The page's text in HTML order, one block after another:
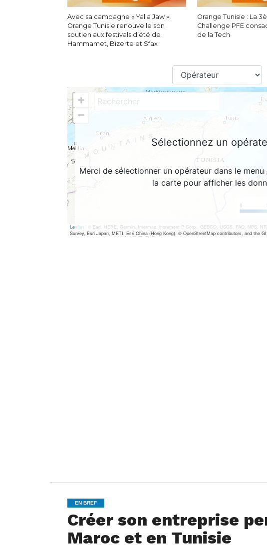
Avec sa campagne « Yalla Jaw »,
Orange Tunisie renouvelle son
soutien aux festivals d’été de
Hammamet, Bizerte et Sfax
Orange Tunisie : La
Challenge PFE
de la Tech
EN BREF
Créer son entreprise
Maroc et en Tunisie